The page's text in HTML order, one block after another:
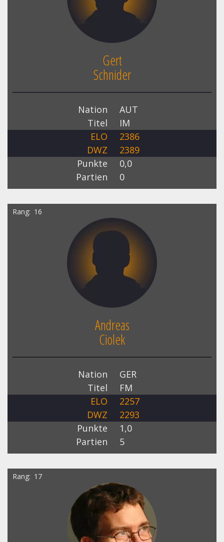
Gert
Schnider
Nation
AUT
Titel
IM
ELO
2386
DWZ
2389
Punkte
0,0
Partien
0
Rang 16
Andreas
Ciolek
Nation
GER
Titel
FM
ELO
2257
DWZ
2293
Punkte
1,0
Partien
5
Rang 17